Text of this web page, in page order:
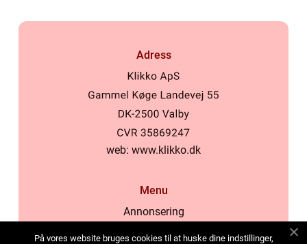
Adress
web: www.klikko.dk
Menu
Annonsering
På vores website bruges cookies til at huske dine indstillinger,